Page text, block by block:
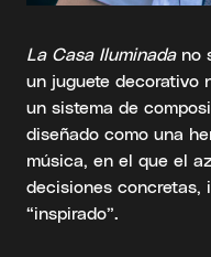
La Casa Iluminadano
un juguete decorativo
un sistema de
diseñado como una
música, en el que el
decisiones concretas,
“inspirado”.